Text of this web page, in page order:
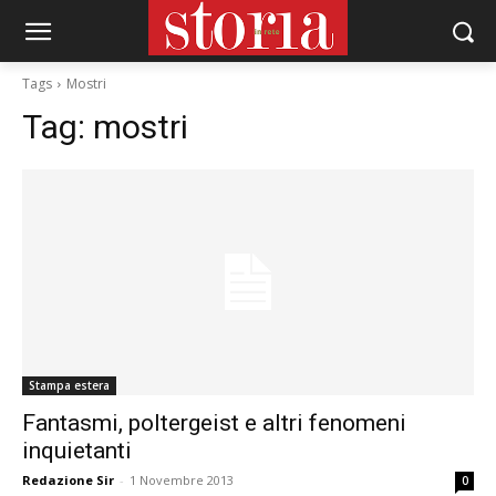
Tags Mostri
Tag: mostri
Stampa estera
Fantasmi, poltergeist e altri fenomeni
inquietanti
Redazione Sir - 1 Novembre 2013 0